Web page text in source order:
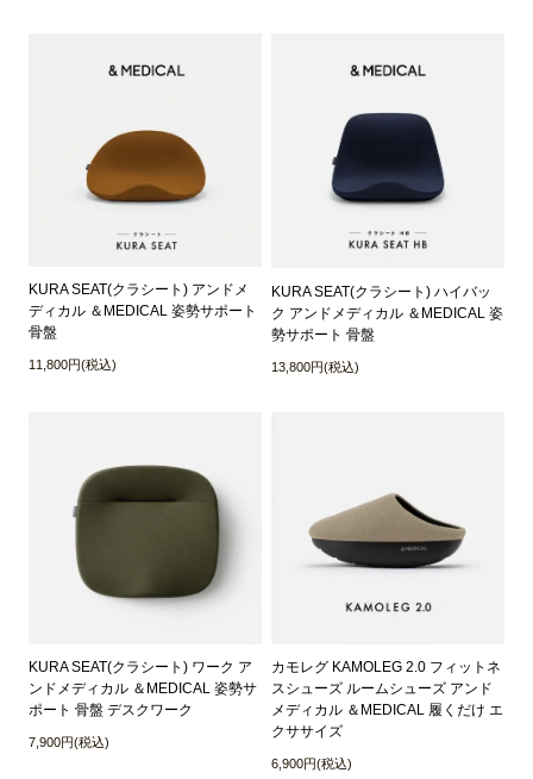
KURA SEAT(クラシート) アンドメ
ディカル ＆MEDICAL 姿勢サポート
骨盤
11,800円(税込)
KURA SEAT(クラシート) ハイバッ
ク アンドメディカル ＆MEDICAL 姿
勢サポート 骨盤
13,800円(税込)
KURA SEAT(クラシート) ワーク ア
ンドメディカル ＆MEDICAL 姿勢サ
ポート 骨盤 デスクワーク
7,900円(税込)
カモレグ KAMOLEG 2.0 フィットネ
スシューズ ルームシューズ アンド
メディカル ＆MEDICAL 履くだけ エ
クササイズ
6,900円(税込)